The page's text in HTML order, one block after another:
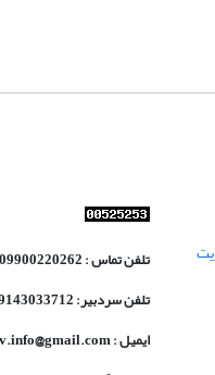
تلفن تماس : 09900220262
تلفن سردبیر: 09143033712
ایمیل : jamv.info@gmail.com